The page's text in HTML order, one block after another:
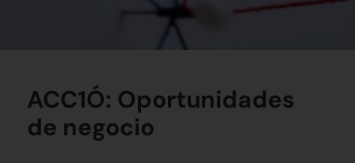
ACC1Ó: Oportunidades
de negocio